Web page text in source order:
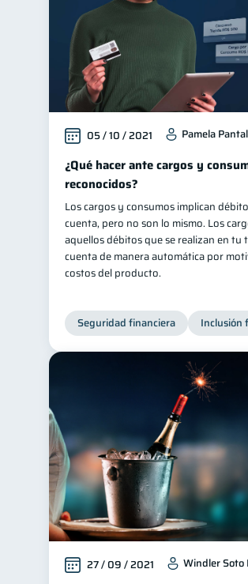
05 / 10 / 2021 Pamela
¿Qué hacer ante cargos y
reconocidos?
Los cargos y consumos implican
cuenta, pero no son lo mismo. Los
aquellos débitos que se realizan en tu
cuenta de manera automática por
costos del producto.
Seguridad financiera Inclusión
27 / 09 / 2021 Windler Soto